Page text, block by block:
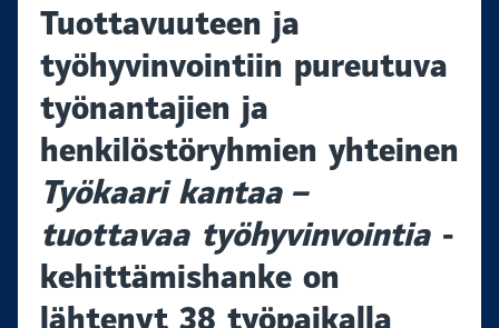
Tuottavuuteen ja
työhyvinvointiin pureutuva
työnantajien ja
henkilöstöryhmien yhteinen
Työkaari kantaa –
tuottavaa työhyvinvointia-
kehittämishanke on